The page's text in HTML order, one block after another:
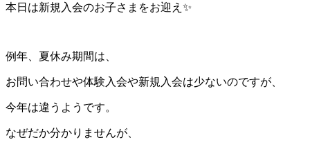
本日は新規入会のお子さまをお迎え✨
例年、夏休み期間は、
お問い合わせや体験入会や新規入会は少ないのですが、
今年は違うようです。
なぜだか分かりませんが、